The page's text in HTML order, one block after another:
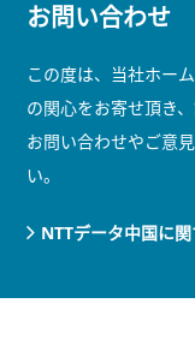
お問い合わせ
この度は、当社ホー
の関心をお寄せ頂き
お問い合わせやご意
い。
NTTデータ中国に